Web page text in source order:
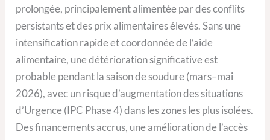
prolongée, principalement alimentée par des conflits
persistants et des prix alimentaires élevés. Sans une
intensification rapide et coordonnée de l’aide
alimentaire, une détérioration significative est
probable pendant la saison de soudure (mars–mai
2026), avec un risque d’augmentation des situations
d’Urgence (IPC Phase 4) dans les zones les plus isolées.
Des financements accrus, une amélioration de l’accès